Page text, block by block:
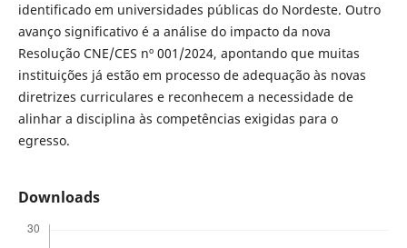
identificado em universidades públicas do Nordeste. Outro
avanço significativo é a análise do impacto da nova
Resolução CNE/CES nº 001/2024, apontando que muitas
instituições já estão em processo de adequação às novas
diretrizes curriculares e reconhecem a necessidade de
alinhar a disciplina às competências exigidas para o
egresso.
Downloads